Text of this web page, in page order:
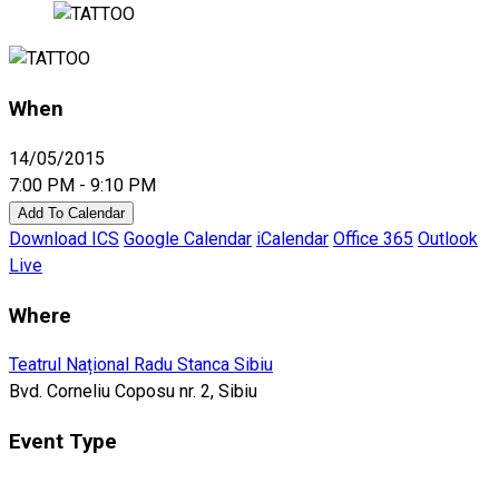
When
14/05/2015
7:00 PM - 9:10 PM
Add To Calendar
Download ICS Google Calendar iCalendar Office 365 Outlook
Live
Where
Teatrul Național Radu Stanca Sibiu
Bvd. Corneliu Coposu nr. 2, Sibiu
Event Type